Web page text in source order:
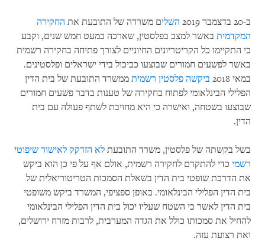
ב-20 בדצמבר 2019 השלים משרדה של התובעת את החקירה
המקדמית באשר למצב בפלסטין, שארכה כמעט חמש שנים, וקבע
כי התקיימו כל הקריטריונים החיוניים לצורך פתיחה בחקירה רשמית
באשר לפשעים חמורים שבוצעו כביכול בידי ישראלים ופלסטינים.
במאי 2018
ביקשה פלסטין רשמית ממשרד התובעת של בית הדין
הפלילי הבינלאומי לפתוח בחקירה של טענות בדבר פשעים חמורים
שבוצעו בשטחה, ואישרה כי היא מחויבת לשתף פעולה עם בית
הדין.
בשל בקשתה של פלסטין, משרד התובעת לא הזדקק לאישור שיפוטי
רשמי כדי להתקדם לחקירה רשמית, אולם אף על פי כן הוא ביקש
את הדרכת שופטי בית הדין בשאלת הסמכות הטריטוריאלית של
בית הדין הפלילי הבינלאומי. באופן ספציפי, המשרד ביקש משופטי
בית הדין לאשר כי השטח שעליו יכול בית הדין הפלילי הבינלאומי
להחיל את סמכותו כולל את הגדה המערבית, לרבות מזרח ירושלים,
ואת רצועת עזה.